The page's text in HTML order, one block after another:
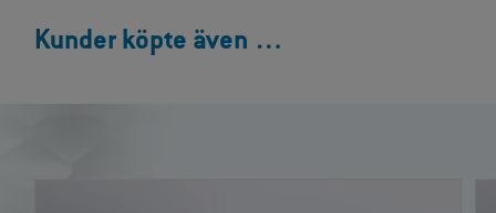
Kunder köpte även …